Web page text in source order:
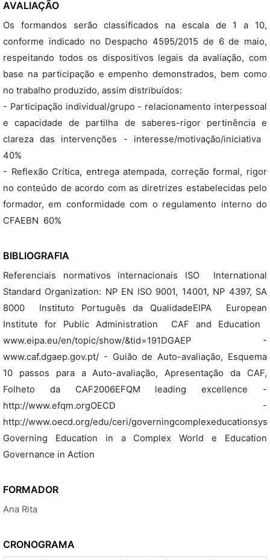
AVALIAÇÃO
Os formandos serão classificados na escala de 1 a 10,
conforme indicado no Despacho 4595/2015 de 6 de maio,
respeitando todos os dispositivos legais da avaliação, com
base na participação e empenho demonstrados, bem como
no trabalho produzido, assim distribuídos:
- Participação individual/grupo - relacionamento interpessoal
e capacidade de partilha de saberes-rigor pertinência e
clareza das intervenções - interesse/motivação/iniciativa 
40%
- Reflexão Crítica, entrega atempada, correção formal, rigor
no conteúdo de acordo com as diretrizes estabelecidas pelo
formador, em conformidade com o regulamento interno do
CFAEBN  60%
BIBLIOGRAFIA
Referenciais normativos internacionais ISO  International
Standard Organization: NP EN ISO 9001, 14001, NP 4397, SA
8000  Instituto Português da QualidadeEIPA  European
Institute for Public Administration  CAF and Education 
www.eipa.eu/en/topic/show/&tid=191DGAEP -
www.caf.dgaep.gov.pt/ - Guião de Auto-avaliação, Esquema
10 passos para a Auto-avaliação, Apresentação da CAF,
Folheto da CAF2006EFQM leading excellence -
http://www.efqm.orgOECD -
http://www.oecd.org/edu/ceri/
Governing Education in a Complex World e Education
Governance in Action
FORMADOR
Ana Rita
CRONOGRAMA